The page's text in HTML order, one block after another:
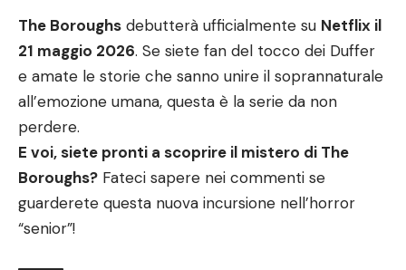
The Boroughs debutterà ufficialmente su Netflix il
21 maggio 2026. Se siete fan del tocco dei Duffer
e amate le storie che sanno unire il soprannaturale
all’emozione umana, questa è la serie da non
perdere.
E voi, siete pronti a scoprire il mistero di The
Boroughs? Fateci sapere nei commenti se
guarderete questa nuova incursione nell’horror
“senior”!